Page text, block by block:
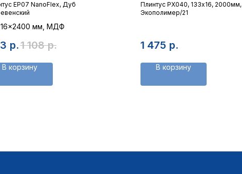
ЕP07 NanoFlex, Дуб
мм, МДФ
р.1 108 р.
В корзину
Плинтус PX040, 133х16, 2000мм,
Экополимер/21
1 475 р.
В корзину